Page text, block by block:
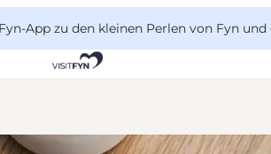
App zu den kleinen Perlen von Fyn und